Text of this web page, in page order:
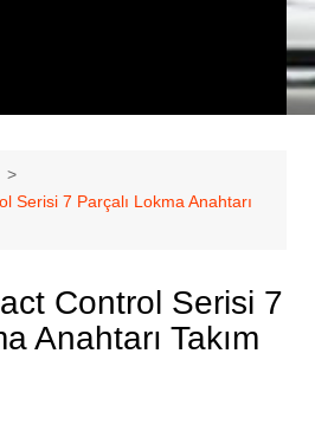
Serisi 7 Parçalı Lokma Anahtarı
Control Serisi 7
Anahtarı Takım